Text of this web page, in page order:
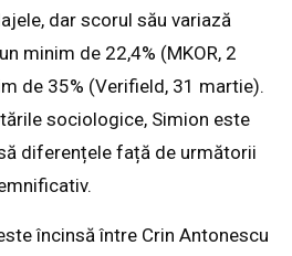
dar scorul său variază
minim de 22,4% (MKOR, 2
de 35% (Verifield, 31 martie).
sociologice, Simion este
diferențele față de următorii
încinsă între Crin Antonescu